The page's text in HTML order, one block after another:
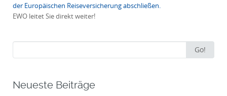
der Europäischen Reiseversicherung abschließen.
EWO leitet Sie direkt weiter!
for:
Go!
Neueste Beiträge